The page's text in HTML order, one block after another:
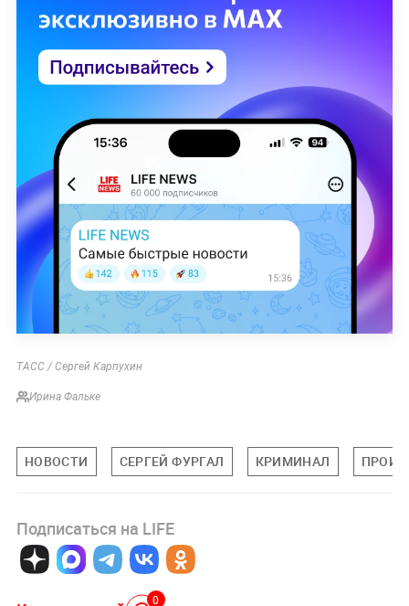
ТАСС / Сергей Карпухин
Ирина Фальке
НОВОСТИ СЕРГЕЙ ФУРГАЛ КРИМИНАЛ
Подписаться на LIFE
0